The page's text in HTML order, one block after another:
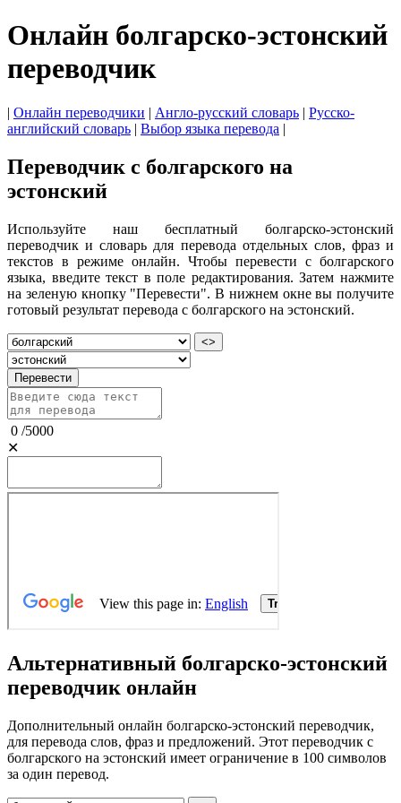
Онлайн болгарско-эстонский
переводчик
| Онлайн переводчики | Англо-русский словарь | Русско-
английский словарь | Выбор языка перевода |
Переводчик с болгарского на
эстонский
Используйте наш бесплатный болгарско-эстонский
переводчик и словарь для перевода отдельных слов, фраз и
текстов в режиме онлайн. Чтобы перевести с болгарского
языка, введите текст в поле редактирования. Затем нажмите
на зеленую кнопку "Перевести". В нижнем окне вы получите
готовый результат перевода с болгарского на эстонский.
<>
Перевести
0 /5000
✕
Альтернативный болгарско-эстонский
переводчик онлайн
Дополнительный онлайн болгарско-эстонский переводчик,
для перевода слов, фраз и предложений. Этот переводчик с
болгарского на эстонский имеет ограничение в 100 символов
за один перевод.